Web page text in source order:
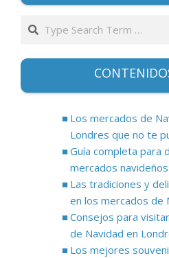
Search
Los mercados de
Londres que no te
Guía completa para
mercados
Las tradiciones y
en los mercados de
Consejos para
de Navidad en
Los mejores